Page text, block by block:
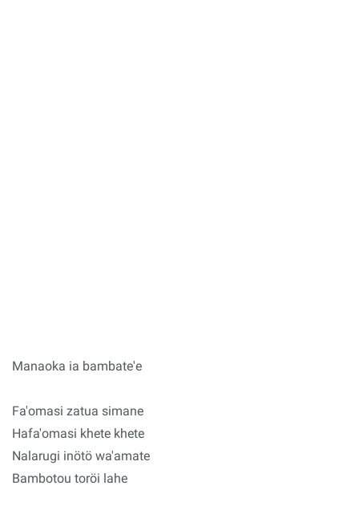
Manaoka ia bambate'e
Fa'omasi zatua simane
Hafa'omasi khete khete
Nalarugi inötö wa'amate
Bambotou toröi lahe